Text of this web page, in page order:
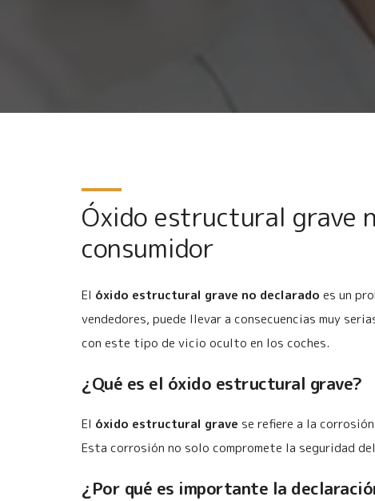
Óxido estructural grave
consumidor
El óxido estructural grave no declarado es un
vendedores, puede llevar a consecuencias muy
con este tipo de vicio oculto en los coches.
¿Qué es el óxido estructural grave?
El óxido estructural grave se refiere a la
Esta corrosión no solo compromete la seguridad
¿Por qué es importante la